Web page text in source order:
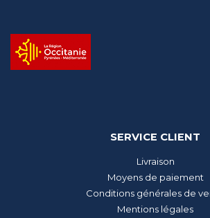
SERVICE CLIENT
Livraison
Moyens de paiement
Conditions générales de
Mentions légales